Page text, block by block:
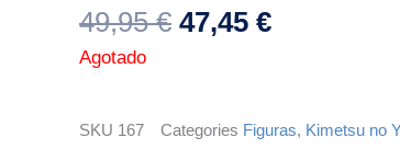
49,95€ El
49,95 €.
47,45 €El
47,45 €.
Agotado
SKU 167 Categories Figuras, Kimetsu no